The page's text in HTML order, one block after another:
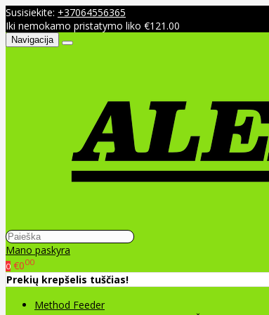
Susisiekite: +37064556365
Iki nemokamo pristatymo liko €121.00
Navigacija
Mano paskyra
0 €000
Prekių krepšelis tuščias!
Method Feeder